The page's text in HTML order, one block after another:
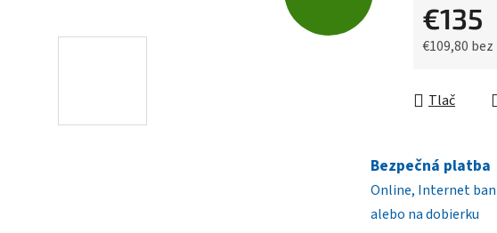
€135
€109,80 bez
Tlač
Bezpečná platba
Online, Internet
alebo na dobierku